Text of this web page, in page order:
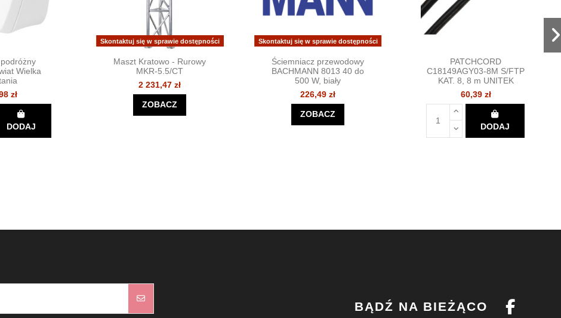
Wielka
zł
DODAJ
Skontaktuj się w sprawie dostępności
Maszt Kratowo - Rurowy
MKR-5.5/CT
2 231,47 zł
ZOBACZ
Skontaktuj się w sprawie dostępności
Ściemniacz przewodowy
BACHMANN 8013 40 do
500 W, biały
226,49 zł
ZOBACZ
PATCHCORD
C18149AGY03-8M S/FTP
KAT. 8, 8 m UNITEK
60,39 zł
DODAJ
BĄDŹ NA BIEŻĄCO